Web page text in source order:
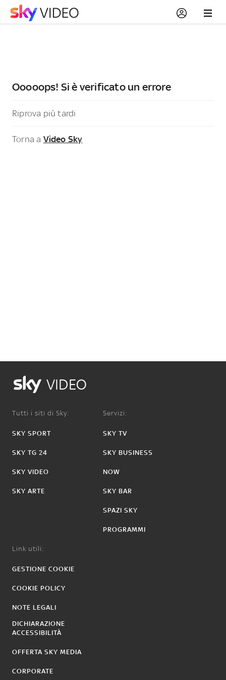
Ooooops! Si è verificato un errore
Riprova più tardi
Torna a Video Sky
VIDEO
Tutti i siti di Sky:
SKY SPORT
SKY TG 24
SKY VIDEO
SKY ARTE
Servizi:
SKY TV
SKY BUSINESS
NOW
SKY BAR
SPAZI SKY
PROGRAMMI
Link utili:
GESTIONE COOKIE
COOKIE POLICY
NOTE LEGALI
DICHIARAZIONE
ACCESSIBILITÀ
OFFERTA SKY MEDIA
CORPORATE